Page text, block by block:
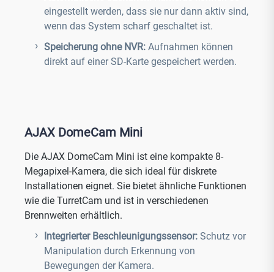
eingestellt werden, dass sie nur dann aktiv sind,
wenn das System scharf geschaltet ist.
Speicherung ohne NVR: Aufnahmen können
direkt auf einer SD-Karte gespeichert werden.
AJAX DomeCam Mini
Die AJAX DomeCam Mini ist eine kompakte 8-
Megapixel-Kamera, die sich ideal für diskrete
Installationen eignet. Sie bietet ähnliche Funktionen
wie die TurretCam und ist in verschiedenen
Brennweiten erhältlich.
Integrierter Beschleunigungssensor: Schutz vor
Manipulation durch Erkennung von
Bewegungen der Kamera.